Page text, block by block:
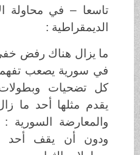
تاسعا – في محاولة
الديمقراطية :
ما يزال هناك رفض
في سورية يصعب تفهمه
كل تضحيات وبطولات
يقدم مثلها أحد ما
والمعارضة السورية :
ودون أن يقف أحد عند